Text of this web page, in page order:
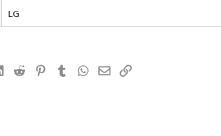
LG
LinkedIn
Reddit PinterestTumblrWhatsApp
E-MailLink